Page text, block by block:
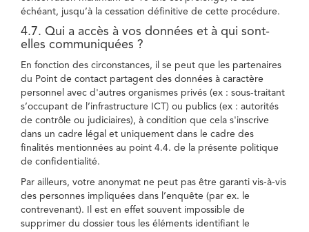
échéant, jusqu’à la cessation définitive de cette procédure.
4.7. Qui a accès à vos données et à qui sont-
elles communiquées ?
En fonction des circonstances, il se peut que les partenaires
du Point de contact partagent des données à caractère
personnel avec d'autres organismes privés (ex : sous-traitant
s’occupant de l’infrastructure ICT) ou publics (ex : autorités
de contrôle ou judiciaires), à condition que cela s'inscrive
dans un cadre légal et uniquement dans le cadre des
finalités mentionnées au point 4.4. de la présente politique
de confidentialité.
Par ailleurs, votre anonymat ne peut pas être garanti vis-à-vis
des personnes impliquées dans l’enquête (par ex. le
contrevenant). Il est en effet souvent impossible de
supprimer du dossier tous les éléments identifiant le